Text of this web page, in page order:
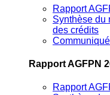
Rapport
Synthèse du
des crédits
Rapport AGFPN
Rapport